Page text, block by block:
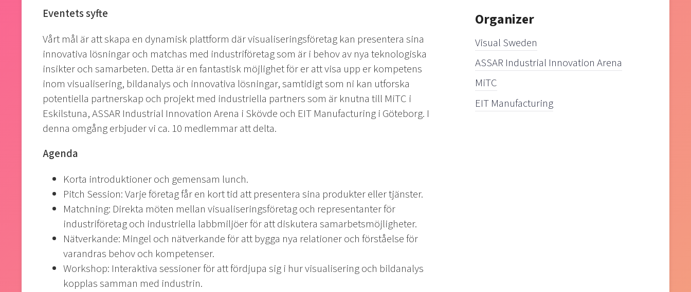
Eventets syfte
Vårt mål är att skapa en dynamisk plattform där visualiseringsföretag kan presentera sina
innovativa lösningar och matchas med industriföretag som är i behov av nya teknologiska
insikter och samarbeten. Detta är en fantastisk möjlighet för er att visa upp er kompetens
inom visualisering, bildanalys och innovativa lösningar, samtidigt som ni kan utforska
potentiella partnerskap och projekt med industriella partners som är knutna till MiTC i
Eskilstuna, ASSAR Industrial Innovation Arena i Skövde och EIT Manufacturing i Göteborg. I
denna omgång erbjuder vi ca. 10 medlemmar att delta.
Agenda
Korta introduktioner och gemensam lunch.
Pitch Session: Varje företag får en kort tid att presentera sina produkter eller tjänster.
Matchning: Direkta möten mellan visualiseringsföretag och representanter för
industriföretag och industriella labbmiljöer för att diskutera samarbetsmöjligheter.
Nätverkande: Mingel och nätverkande för att bygga nya relationer och förståelse för
varandras behov och kompetenser.
Workshop: Interaktiva sessioner för att fördjupa sig i hur visualisering och bildanalys
kopplas samman med industrin.
Organizer
Visual Sweden
ASSAR Industrial Innovation Arena
MiTC
EIT Manufacturing